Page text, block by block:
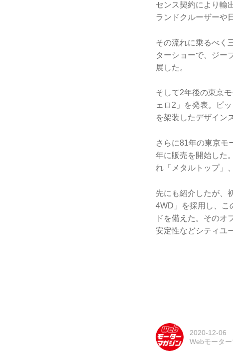
センス契約により輸
ランドクルーザーや
その流れに乗るべく
ターショーで、ジー
展した。
そして2年後の東京
ェロ2」を発表。ピ
を架装したデザイン
さらに81年の東京モ
年に販売を開始した
れ「メタルトップ」
先にも紹介したが、
4WD」を採用し、こ
ドを備えた。そのオ
安定性などシティユ
2020-12-06
Webモータ